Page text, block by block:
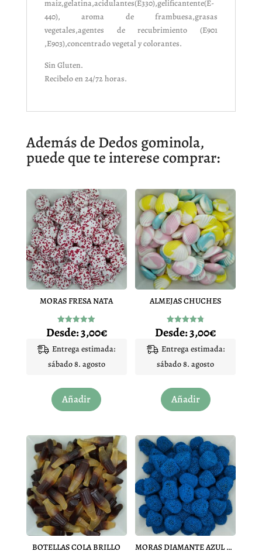
maiz,gelatina,acidulantes(E330),gelificantente(E-
440), aroma de frambuesa,grasas
vegetales,agentes de recubrimiento (E901
,E903),concentrado vegetal y colorantes.
Sin Gluten.
Recibelo en 24/72 horas.
Además de Dedos gominola,
puede que te interese comprar:
MORAS FRESA NATA
Valorado
con
de 5
Desde:3,00€
Entrega estimada:
sábado 8. agosto
Añadir
producto
variantes.
Las
opciones
se
pueden
elegir
en
la
ALMEJAS CHUCHES
Valorado
con
de 5
Desde:3,00€
Entrega estimada:
sábado 8. agosto
Añadir
producto
variantes.
Las
opciones
se
pueden
elegir
en
la
BOTELLAS COLA BRILLO MORAS DIAMANTE AZUL PINTALENGUA